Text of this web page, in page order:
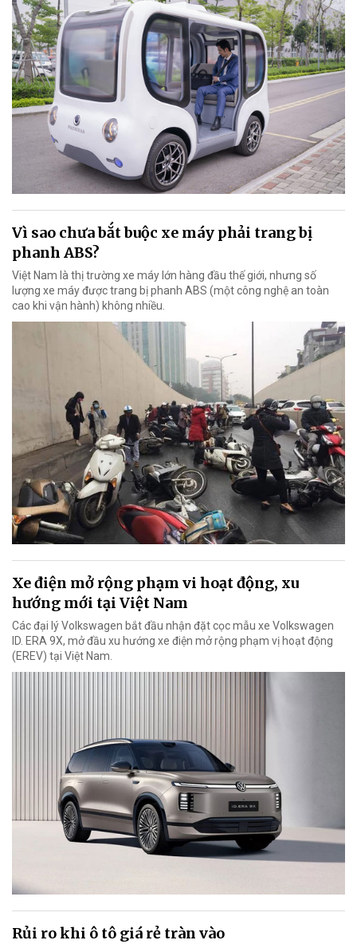
Vì sao chưa bắt buộc xe máy phải trang bị
phanh ABS?
Việt Nam là thị trường xe máy lớn hàng đầu thế giới, nhưng số
lượng xe máy được trang bị phanh ABS (một công nghệ an toàn
cao khi vận hành) không nhiều.
Xe điện mở rộng phạm vi hoạt động, xu
hướng mới tại Việt Nam
Các đại lý Volkswagen bắt đầu nhận đặt cọc mẫu xe Volkswagen
ID. ERA 9X, mở đầu xu hướng xe điện mở rộng phạm vị hoạt động
(EREV) tại Việt Nam.
Rủi ro khi ô tô giá rẻ tràn vào